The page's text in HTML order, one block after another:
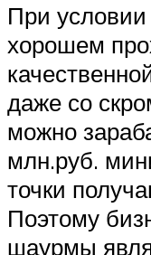
При условии
хорошем
даже со
можно
млн.руб.
точки
Поэтому
шаурмы